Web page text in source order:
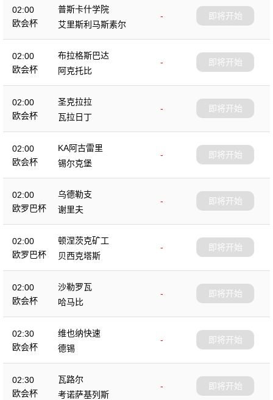
02:00
欧会杯
普斯卡什学院
-
艾里斯利马斯素尔
即将开始
02:00
欧会杯
布拉格斯巴达
-
阿克托比
即将开始
02:00
欧会杯
圣克拉拉
-
瓦拉日丁
即将开始
02:00
欧会杯
KA阿古雷里
-
锡尔克堡
即将开始
02:00
欧罗巴杯
乌德勒支
-
谢里夫
即将开始
02:00
欧罗巴杯
顿涅茨克矿工
-
贝西克塔斯
即将开始
02:00
欧会杯
沙勒罗瓦
-
哈马比
即将开始
02:30
欧会杯
维也纳快速
-
德锡
即将开始
02:30
欧会杯
瓦路尔
-
考诺萨基列斯
即将开始